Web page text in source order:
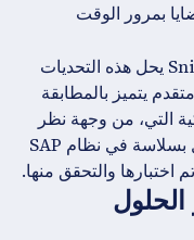
بمرور الوقت
أثبتت عملية شهادة SAP ICC أن SniperAI يحل هذه التحديات
يتميز بالمطابقة
التي، من وجهة نظر
التكنولوجيا، متكاملة تمامًا وبالتالي تعمل بسلاسة في نظام SAP
والتحقق منها.